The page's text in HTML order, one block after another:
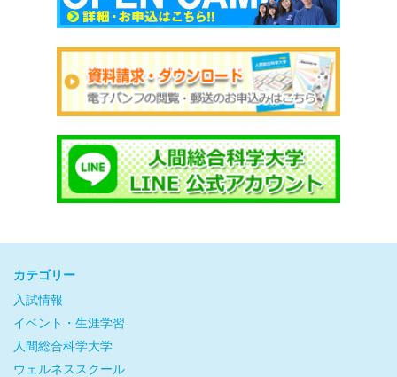
カテゴリー
入試情報
イベント・生涯学習
人間総合科学大学
ウェルネススクール